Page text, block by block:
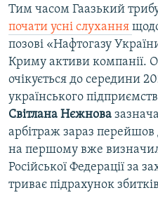
Тим часом Гаазький
почати усні слухання
позові «Нафтогазу
Криму активи компанії.
очікується до середини
українського
Світлана Нєжнова
арбітраж зараз перейшов
на першому вже
Російської Федерації за
триває підрахунок